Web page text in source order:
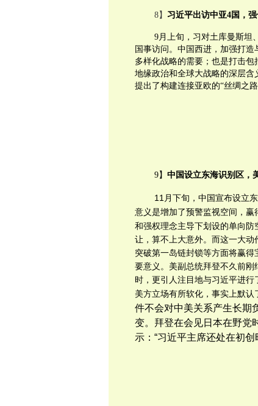
8】 习近平出访中亚4国，
9月上旬，习对土库曼斯坦
国事访问。中国西进，加强打
多样化战略的需要；也是打击包
地缘政治和全球大战略的深层
提出了构建连接亚欧的“丝绸之
9】 中国设立东海识别区，
11月下旬，中国宣布设立
意义是增加了预警监视空间，赢
和强权理念主导下划设的单向
让，算不上大意外。 而这一大动
突破第一岛链封锁等方面将赢得
要意义。美副总统拜登不久前
时，更引人注目地与习近平进
美方立场有所软化，事实上默认
件不会对中美关系产生长期
变。拜登在会见日本在野党
示：“习近平主席还处在初